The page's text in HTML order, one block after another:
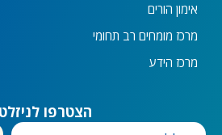
אימון הורים
מרכז מומחים רב תחומי
מרכז הידע
הצטרפו
מייל